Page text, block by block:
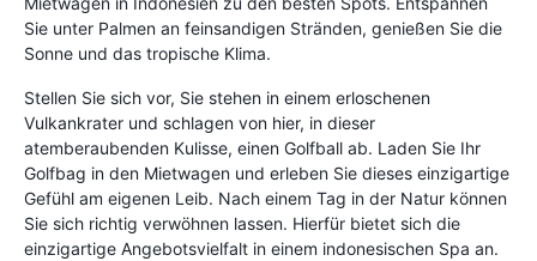
Sie unter Palmen an feinsandigen Stränden, genießen Sie die
Sonne und das tropische Klima.
Stellen Sie sich vor, Sie stehen in einem erloschenen
Vulkankrater und schlagen von hier, in dieser
atemberaubenden Kulisse, einen Golfball ab. Laden Sie Ihr
Golfbag in den Mietwagen und erleben Sie dieses einzigartige
Gefühl am eigenen Leib. Nach einem Tag in der Natur können
Sie sich richtig verwöhnen lassen. Hierfür bietet sich die
einzigartige Angebotsvielfalt in einem indonesischen Spa an.